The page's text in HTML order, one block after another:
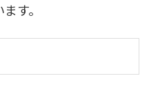
す。